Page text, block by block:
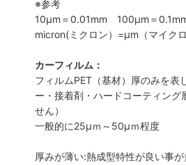
※参考
10μm＝0.01mm 100μm＝
micron(ミクロン）=µm（マイクロ
カーフィルム：
フィルムPET（基材）厚のみを表
ー・接着剤・ハードコーティング
せん）
一般的に25µｍ～50µｍ程度
厚みが薄い:熱成型特性が良い事